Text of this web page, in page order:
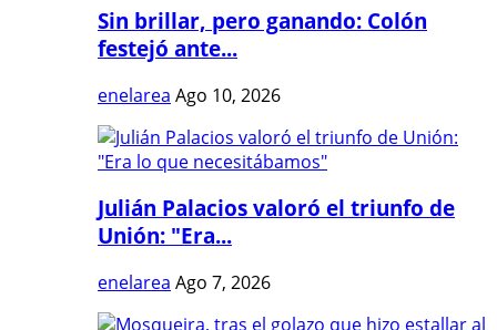
Sin brillar, pero ganando: Colón
festejó ante...
enelarea Ago 10, 2026
Julián Palacios valoró el triunfo de
Unión: "Era...
enelarea Ago 7, 2026